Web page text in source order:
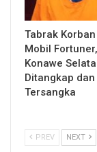
Tabrak
Mobil
Konawe
Ditangkap
Tersangka
PREV NEXT